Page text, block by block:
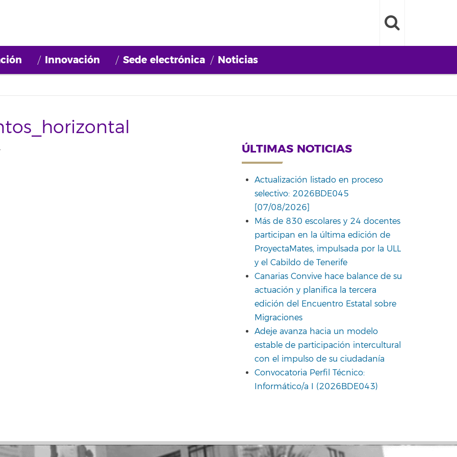
Innovación Sede electrónica Noticias
ÚLTIMAS NOTICIAS
Actualización listado en proceso
selectivo: 2026BDE045
[07/08/2026]
Más de 830 escolares y 24 docentes
participan en la última edición de
ProyectaMates, impulsada por la ULL
y el Cabildo de Tenerife
Canarias Convive hace balance de su
actuación y planifica la tercera
edición del Encuentro Estatal sobre
Migraciones
Adeje avanza hacia un modelo
estable de participación intercultural
con el impulso de su ciudadanía
Convocatoria Perfil Técnico:
Informático/a I (2026BDE043)